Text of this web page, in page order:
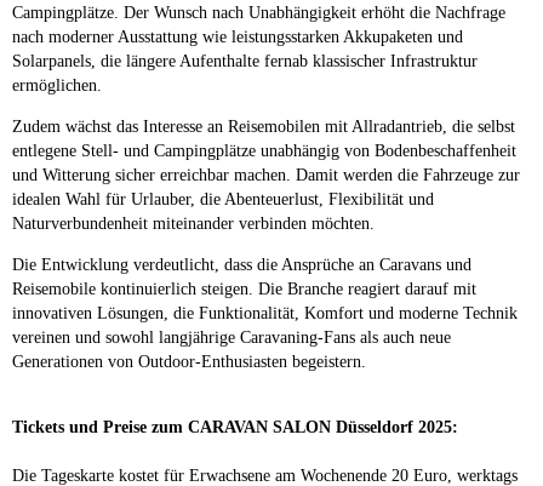
Campingplätze. Der Wunsch nach Unabhängigkeit erhöht die Nachfrage
nach moderner Ausstattung wie leistungsstarken Akkupaketen und
Solarpanels, die längere Aufenthalte fernab klassischer Infrastruktur
ermöglichen.
Zudem wächst das Interesse an Reisemobilen mit Allradantrieb, die selbst
entlegene Stell- und Campingplätze unabhängig von Bodenbeschaffenheit
und Witterung sicher erreichbar machen. Damit werden die Fahrzeuge zur
idealen Wahl für Urlauber, die Abenteuerlust, Flexibilität und
Naturverbundenheit miteinander verbinden möchten.
Die Entwicklung verdeutlicht, dass die Ansprüche an Caravans und
Reisemobile kontinuierlich steigen. Die Branche reagiert darauf mit
innovativen Lösungen, die Funktionalität, Komfort und moderne Technik
vereinen und sowohl langjährige Caravaning-Fans als auch neue
Generationen von Outdoor-Enthusiasten begeistern.
Tickets und Preise zum CARAVAN SALON Düsseldorf 2025:
Die Tageskarte kostet für Erwachsene am Wochenende 20 Euro, werktags